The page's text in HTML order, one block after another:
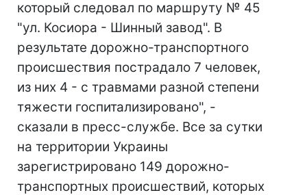
который следовал по маршруту № 45
"ул. Косиора - Шинный завод". В
результате дорожно-транспортного
происшествия пострадало 7 человек,
из них 4 - с травмами разной степени
тяжести госпитализировано", -
сказали в пресс-службе. Все за сутки
на территории Украины
зарегистрировано 149 дорожно-
транспортных происшествий, которых